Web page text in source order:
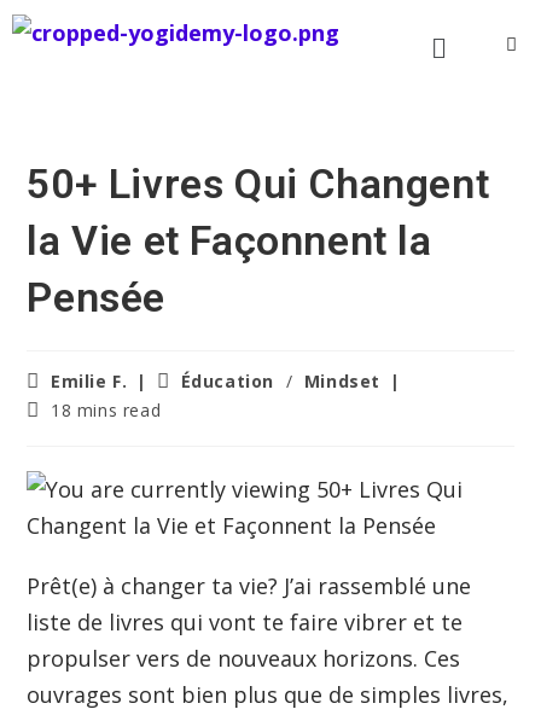
50+ Livres Qui Changent
la Vie et Façonnent la
Pensée
Emilie F. Éducation / Mindset
18 mins read
Prêt(e) à changer ta vie? J’ai rassemblé une
liste de livres qui vont te faire vibrer et te
propulser vers de nouveaux horizons. Ces
ouvrages sont bien plus que de simples livres,